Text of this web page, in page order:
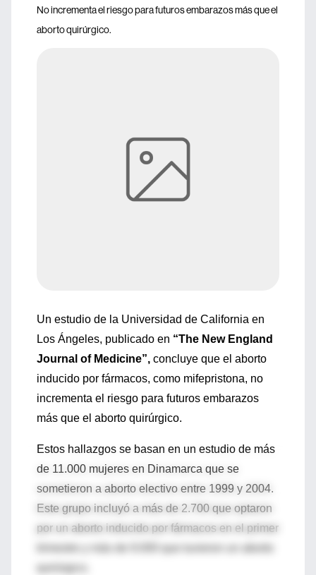
No incrementa el riesgo para futuros embarazos más que el
aborto quirúrgico.
Un estudio de la Universidad de California en
Los Ángeles, publicado en “The New England
Journal of Medicine”, concluye que el aborto
inducido por fármacos, como mifepristona, no
incrementa el riesgo para futuros embarazos
más que el aborto quirúrgico.
Estos hallazgos se basan en un estudio de más
de 11.000 mujeres en Dinamarca que se
sometieron a aborto electivo entre 1999 y 2004.
Este grupo incluyó a más de 2.700 que optaron
por un aborto inducido por fármacos en el primer
quirúrgico.